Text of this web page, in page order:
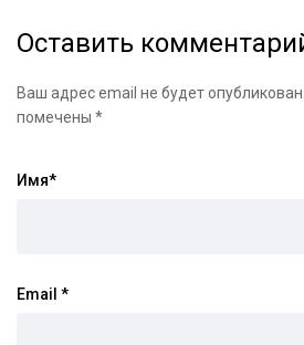
Оставить
Ваш адрес email не будет опубликован.
помечены *
Имя*
Email *